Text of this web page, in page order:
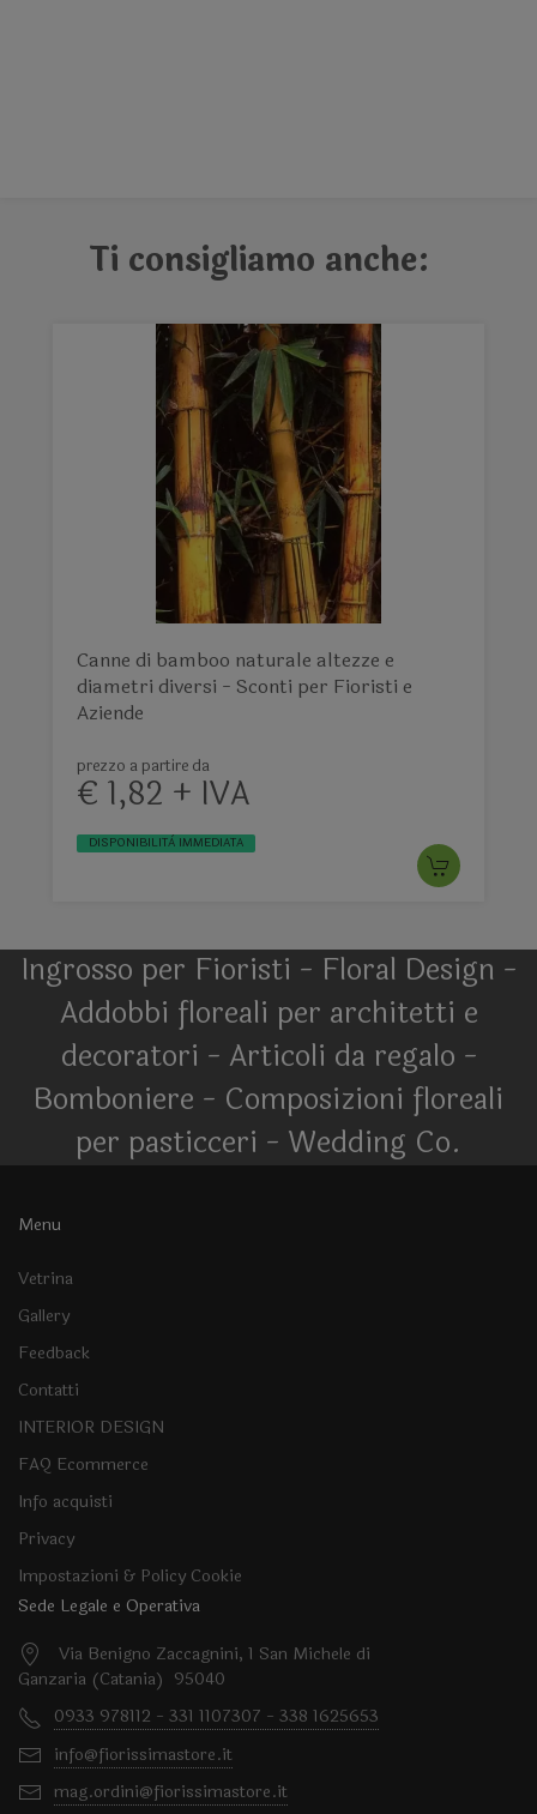
Ti consigliamo anche:
Canne di bamboo naturale altezze e
diametri diversi - Sconti per Fioristi e
Aziende
prezzo a partire da
€ 1,82 + IVA
DISPONIBILITÀ IMMEDIATA
Ingrosso per Fioristi - Floral Design -
Addobbi floreali per architetti e
decoratori - Articoli da regalo -
Bomboniere - Composizioni floreali
per pasticceri - Wedding Co.
Menu
Vetrina
Gallery
Feedback
Contatti
INTERIOR DESIGN
FAQ Ecommerce
Info acquisti
Privacy
Impostazioni & Policy Cookie
Sede Legale e Operativa
Via Benigno Zaccagnini, 1 San Michele di
Ganzaria (Catania) 95040
0933 978112 - 331 1107307 - 338 1625653
info@fiorissimastore.it
mag.ordini@fiorissimastore.it